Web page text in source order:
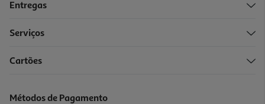
Entregas
Serviços
Cartões
Métodos de Pagamento